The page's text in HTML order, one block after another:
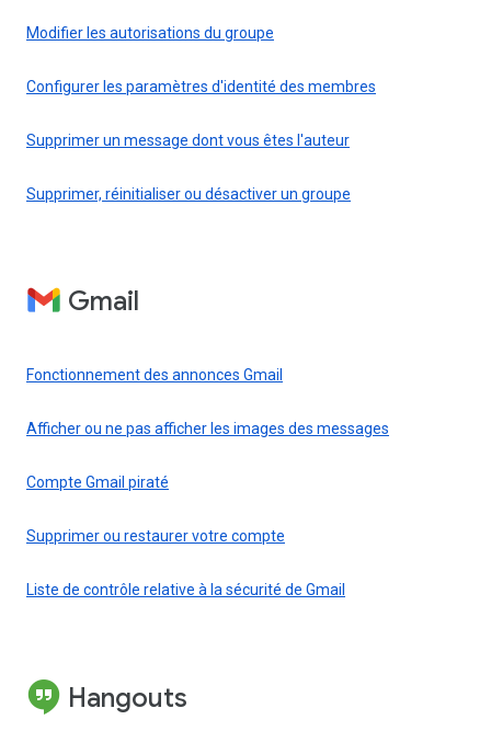
Modifier les autorisations du groupe
Configurer les paramètres d'identité des membres
Supprimer un message dont vous êtes l'auteur
Supprimer, réinitialiser ou désactiver un groupe
Gmail
Fonctionnement des annonces Gmail
Afficher ou ne pas afficher les images des messages
Compte Gmail piraté
Supprimer ou restaurer votre compte
Liste de contrôle relative à la sécurité de Gmail
Hangouts